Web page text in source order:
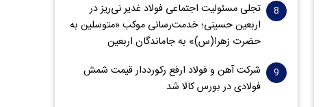
تجلی مسئولیت اجتماعی فولاد غدیر نی‌ریز در
اربعین حسینی؛ خدمت‌رسانی موکب «متوسلین به
حضرت زهرا(س)» به جاماندگان اربعین
شرکت آهن و فولاد ارفع رکورددار قیمت شمش
فولادی در بورس کالا شد